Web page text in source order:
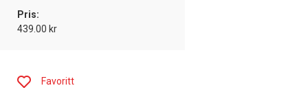
Pris:
439.00 kr
Favoritt